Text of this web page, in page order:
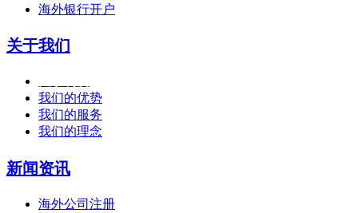
海外银行开户
关于我们
我们的优势
我们的服务
我们的理念
新闻资讯
海外公司注册